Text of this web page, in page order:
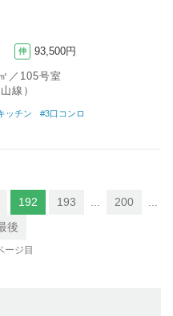
仲 93,500円
／105号室
線）
ッチン #3口コンロ
192 193 200
後